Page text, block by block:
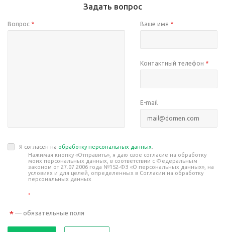
Задать вопрос
Вопрос * Ваше имя *
Контактный телефон *
E-mail
Я согласен на обработку персональных данных
Нажимая кнопку «Отправить», я даю свое согласие на обработку
моих персональных данных, в соответствии с Федеральным
законом от 27.07.2006 года №152-ФЗ «О персональных данных», на
условиях и для целей, определенных в Согласии на обработку
персональных данных
*
* — обязательные поля